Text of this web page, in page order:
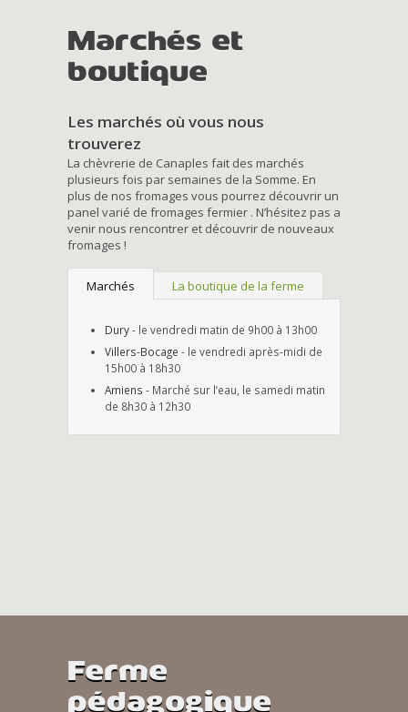
Marchés et
boutique
Les marchés où vous nous
trouverez
La chèvrerie de Canaples fait des marchés
plusieurs fois par semaines de la Somme. En
plus de nos fromages vous pourrez découvrir un
panel varié de fromages fermier . N’hésitez pas a
venir nous rencontrer et découvrir de nouveaux
fromages !
Marchés La boutique de la ferme
Dury- le vendredi matin de 9h00 à 13h00
Villers-Bocage - le vendredi après-midi de
15h00 à 18h30
Amiens - Marché sur l’eau, le samedi matin
de 8h30 à 12h30
Ferme
pédagogique